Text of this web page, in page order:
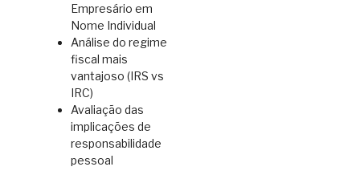
Empresário em
Nome Individual
Análise do regime
fiscal mais
vantajoso (IRS vs
IRC)
Avaliação das
implicações de
responsabilidade
pessoal